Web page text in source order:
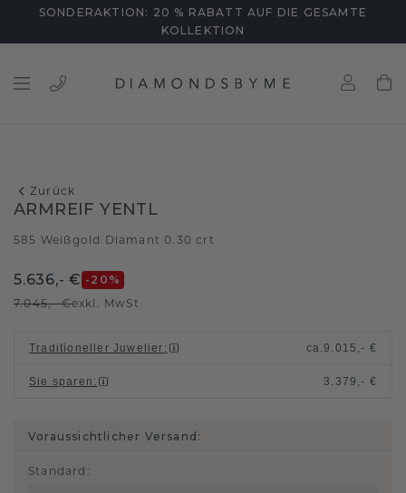
SONDERAKTION: 20 % RABATT AUF DIE GESAMTE
KOLLEKTION
Zurück
ARMREIF YENTL
585 Weißgold Diamant 0.30 crt
5.636,- € -20 %
7.045,- €exkl. MwSt
Traditioneller Juwelier : ca.9.015,- €
Sie sparen : 3.379,- €
Voraussichtlicher Versand:
Standard :